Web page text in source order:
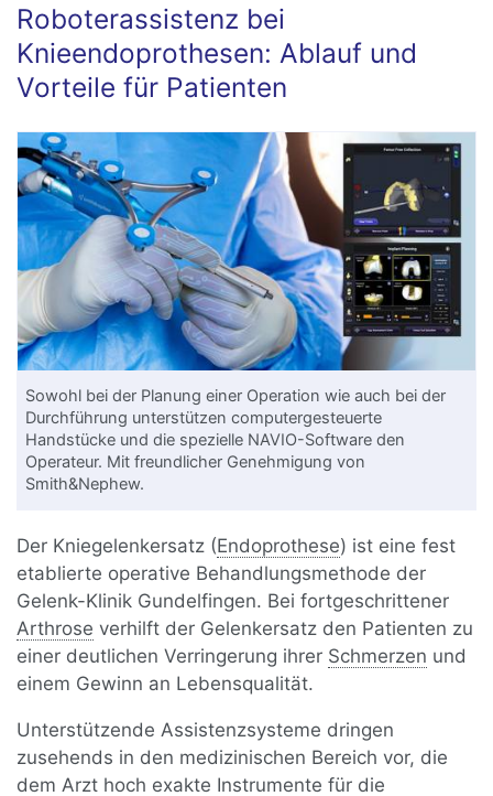
Roboterassistenz bei
Knieendoprothesen: Ablauf und
Vorteile für Patienten
Sowohl bei der Planung einer Operation wie auch bei der
Durchführung unterstützen computergesteuerte
Handstücke und die spezielle NAVIO-Software den
Operateur. Mit freundlicher Genehmigung von
Smith&Nephew.
Der Kniegelenkersatz (Endoprothese) ist eine fest
etablierte operative Behandlungsmethode der
Gelenk-Klinik Gundelfingen. Bei fortgeschrittener
Arthrose verhilft der Gelenkersatz den Patienten zu
einer deutlichen Verringerung ihrer Schmerzen und
einem Gewinn an Lebensqualität.
Unterstützende Assistenzsysteme dringen
zusehends in den medizinischen Bereich vor, die
dem Arzt hoch exakte Instrumente für die